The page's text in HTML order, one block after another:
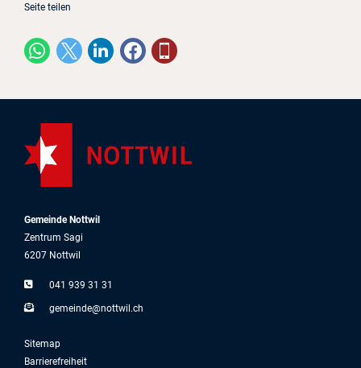
Seite teilen
Gemeinde Nottwil
Zentrum Sagi
6207 Nottwil
041 939 31 31
g m nd n ttw l ch
Sitemap
Barrierefreiheit